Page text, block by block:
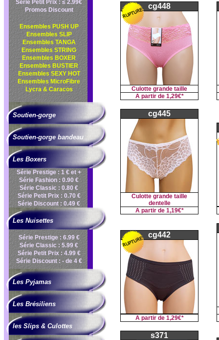
Série Petit Prix : ≤ 2.99€
Promos Discount
Ensembles PUSH UP
Ensembles SLIP
Ensembles TANGA
Ensembles STRING
Ensembles BOXER
Ensembles BUSTIER
Ensembles SEXY HOT
Ensembles MicroFibre
Lycra & Caracos
Soutien-gorge
Soutien-gorge bandeau
Les Boxers
Série Prestige : 1 € et +
Série Fashion : 0.90 €
Série Classic : 0.80 €
Série Petit Prix : 0.70 €
Série Discount : 0.49 €
Les Nuisettes
Série Prestige : 6.99 €
Série Classic : 5.99 €
Série Petit Prix : 4.99 €
Série Discount : - de 4 €
Les Pyjamas
Les Brésiliens
les Slips & Culottes
cg448
Culotte grande taille
A partir de 1,29€*
cg445
Culotte grande taille
dentelle
A partir de 1,19€*
cg442
A partir de 1,29€*
s371